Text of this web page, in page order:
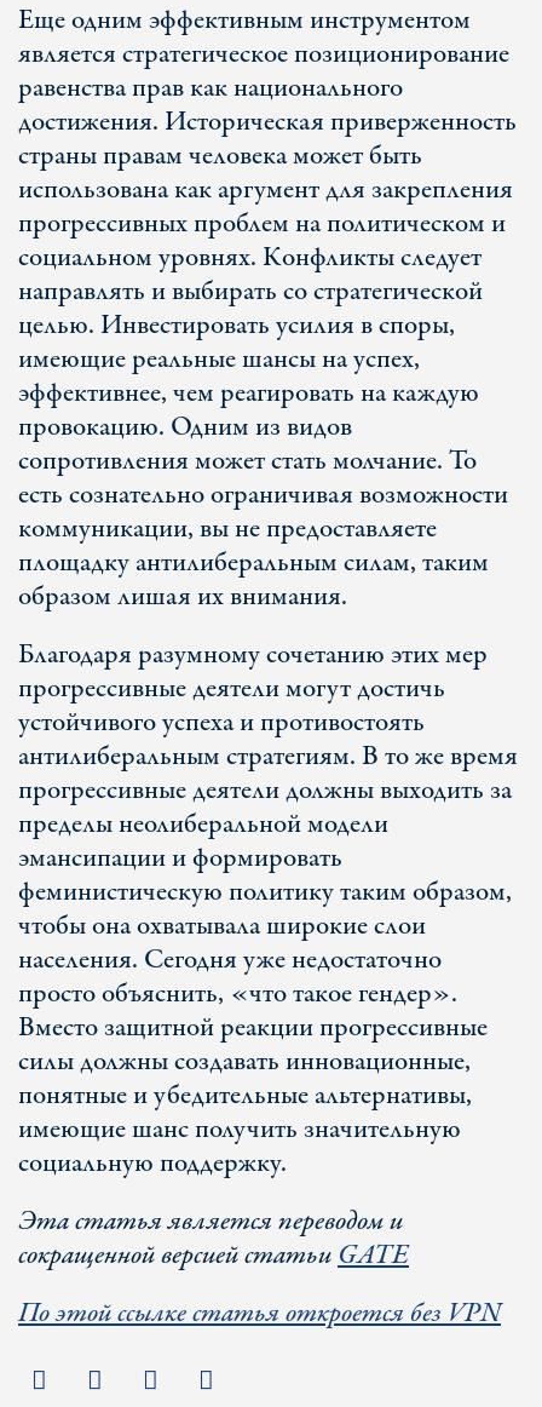
Еще одним эффективным инструментом
является стратегическое позиционирование
равенства прав как национального
достижения. Историческая приверженность
страны правам человека может быть
использована как аргумент для закрепления
прогрессивных проблем на политическом и
социальном уровнях. Конфликты следует
направлять и выбирать со стратегической
целью. Инвестировать усилия в споры,
имеющие реальные шансы на успех,
эффективнее, чем реагировать на каждую
провокацию. Одним из видов
сопротивления может стать молчание. То
есть сознательно ограничивая возможности
коммуникации, вы не предоставляете
площадку антилиберальным силам, таким
образом лишая их внимания.
Благодаря разумному сочетанию этих мер
прогрессивные деятели могут достичь
устойчивого успеха и противостоять
антилиберальным стратегиям. В то же время
прогрессивные деятели должны выходить за
пределы неолиберальной модели
эмансипации и формировать
феминистическую политику таким образом,
чтобы она охватывала широкие слои
населения. Сегодня уже недостаточно
просто объяснить, «что такое гендер».
Вместо защитной реакции прогрессивные
силы должны создавать инновационные,
понятные и убедительные альтернативы,
имеющие шанс получить значительную
социальную поддержку.
Эта статья является переводом и
сокращенной версией статьиGATE
По этой ссылке статья откроется без VPN